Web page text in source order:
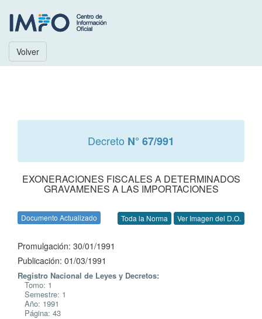
Volver
Decreto N° 67/991
EXONERACIONES FISCALES A DETERMINADOS
GRAVAMENES A LAS IMPORTACIONES
Documento Actualizado Toda la Norma Ver Imagen del D.O.
Promulgación: 30/01/1991
Publicación: 01/03/1991
Registro Nacional de Leyes y Decretos:
Tomo: 1
Semestre: 1
Año: 1991
Página: 43